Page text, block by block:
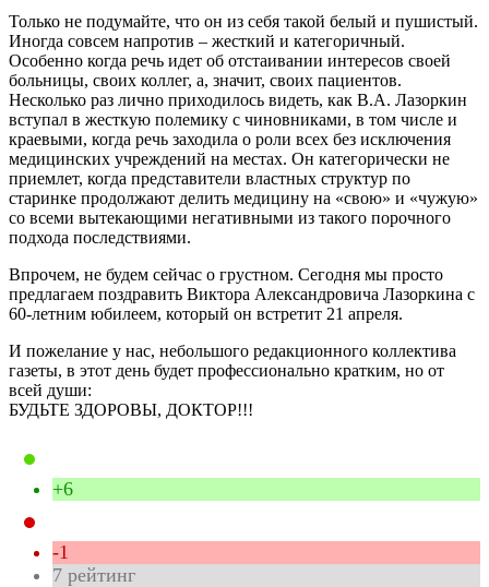
Только не подумайте, что он из себя такой белый и пушистый.
Иногда совсем напротив – жесткий и категоричный.
Особенно когда речь идет об отстаивании интересов своей
больницы, своих коллег, а, значит, своих пациентов.
Несколько раз лично приходилось видеть, как В.А. Лазоркин
вступал в жесткую полемику с чиновниками, в том числе и
краевыми, когда речь заходила о роли всех без исключения
медицинских учреждений на местах. Он категорически не
приемлет, когда представители властных структур по
старинке продолжают делить медицину на «свою» и «чужую»
со всеми вытекающими негативными из такого порочного
подхода последствиями.
Впрочем, не будем сейчас о грустном. Сегодня мы просто
предлагаем поздравить Виктора Александровича Лазоркина с
60-летним юбилеем, который он встретит 21 апреля.
И пожелание у нас, небольшого редакционного коллектива
газеты, в этот день будет профессионально кратким, но от
всей души:
БУДЬТЕ ЗДОРОВЫ, ДОКТОР!!!
+6
-1
7 рейтинг